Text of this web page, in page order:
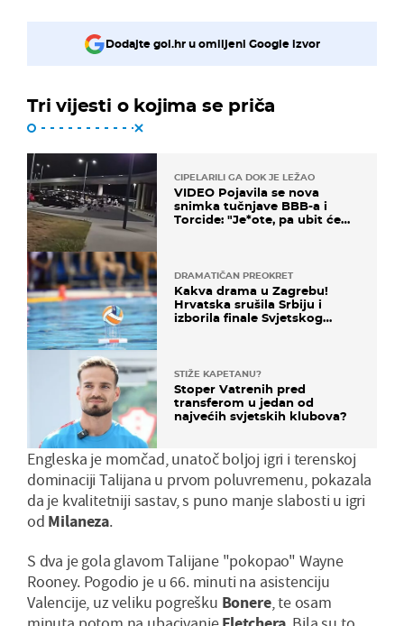
Dodajte gol.hr u omiljeni Google izvor
Tri vijesti o kojima se priča
CIPELARILI GA DOK JE LEŽAO
VIDEO Pojavila se nova
snimka tučnjave BBB-a i
Torcide: "Je*ote, pa ubit će
DRAMATIČAN PREOKRET
Kakva drama u Zagrebu!
Hrvatska srušila Srbiju i
izborila finale Svjetskog
STIŽE KAPETANU?
Stoper Vatrenih pred
transferom u jedan od
najvećih svjetskih klubova?
Engleska je momčad, unatoč boljoj igri i terenskoj
dominaciji Talijana u prvom poluvremenu, pokazala
da je kvalitetniji sastav, s puno manje slabosti u igri
od Milaneza.
S dva je gola glavom Talijane "pokopao" Wayne
Rooney. Pogodio je u 66. minuti na asistenciju
Valencije, uz veliku pogrešku Bonere, te osam